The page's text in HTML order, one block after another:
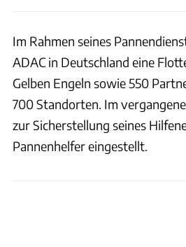
Im Rahmen seines
ADAC in Deutschland eine
Gelben Engeln sowie 550
700 Standorten. Im
zur Sicherstellung seines
Pannenhelfer eingestellt.